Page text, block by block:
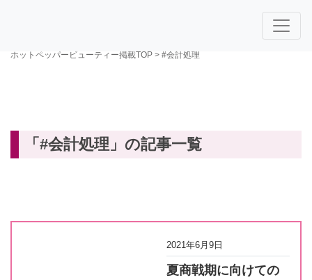
ホットペッパービューティー掲載TOP > #会計処理
「#会計処理」の記事一覧
2021年6月9日
夏商戦期に向けての